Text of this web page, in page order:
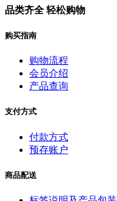
品类齐全 轻松购物
购买指南
购物流程
会员介绍
产品查询
支付方式
付款方式
预存账户
商品配送